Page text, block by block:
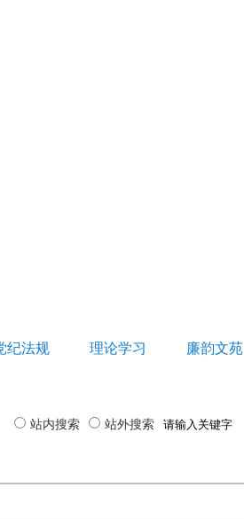
纪法规 理论学习 廉韵文苑
站内搜索 站外搜索